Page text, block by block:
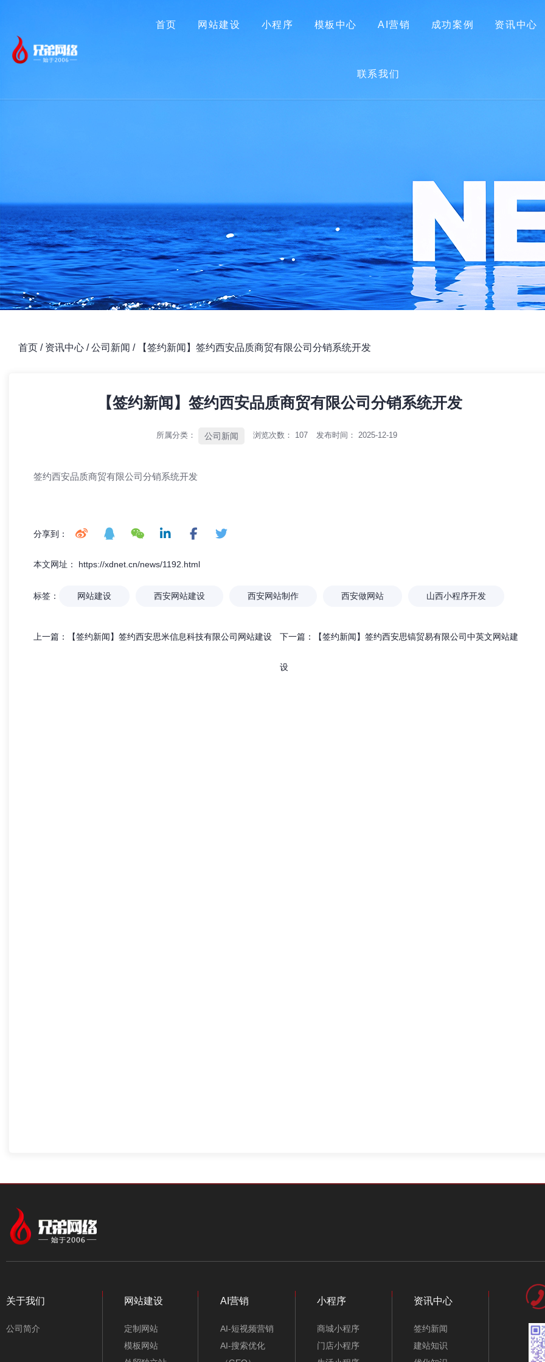
首页 网站建设 小程序 模板中心 AI营销 成功案例 资讯中心
联系我们
首页 关于我们 网站建设 小程序 模板中心
首页 / 资讯中心 /公司新闻 / 【签约新闻】签约西安品质商贸有限公司分销系统开发
【签约新闻】签约西安品质商贸有限公司分销系统开发
所属分类： 公司新闻 浏览次数： 107 发布时间： 2025-12-19
签约西安品质商贸有限公司分销系统开发
分享到：
本文网址： https://xdnet.cn/news/1192.html
标签： 网站建设 西安网站建设 西安网站制作 西安做网站 山西小程序开发
上一篇： 【签约新闻】签约西安思米信息科技有限公司网站建设 下一篇： 【签约新闻】签约西安思镐贸易有限公司中英文网站建
设
只是做 外贸网站建设应该注意什么？
关于我们
公司简介
网站建设
定制网站
模板网站
AI营销
AI-短视频营销
AI-搜索优化
小程序
商城小程序
门店小程序
资讯中心
签约新闻
建站知识